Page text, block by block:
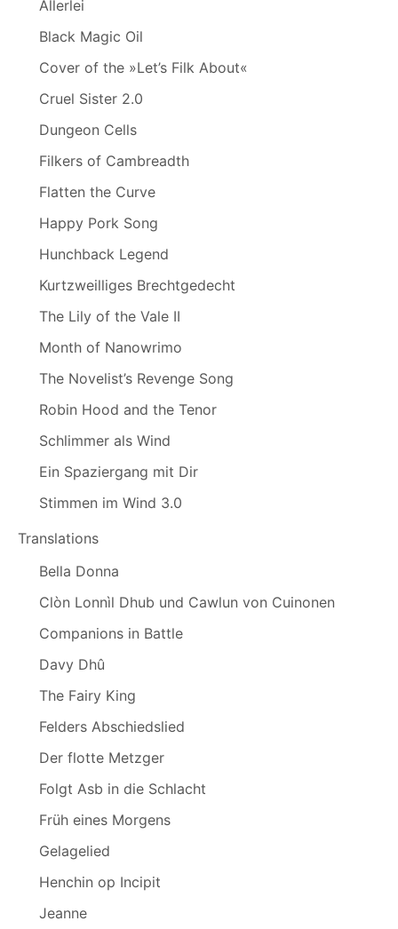
Allerlei
Black Magic Oil
Cover of the »Let’s Filk About«
Cruel Sister 2.0
Dungeon Cells
Filkers of Cambreadth
Flatten the Curve
Happy Pork Song
Hunchback Legend
Kurtzweilliges Brechtgedecht
The Lily of the Vale II
Month of Nanowrimo
The Novelist’s Revenge Song
Robin Hood and the Tenor
Schlimmer als Wind
Ein Spaziergang mit Dir
Stimmen im Wind 3.0
Translations
Bella Donna
Clòn Lonnìl Dhub und Cawlun von Cuinonen
Companions in Battle
Davy Dhû
The Fairy King
Felders Abschiedslied
Der flotte Metzger
Folgt Asb in die Schlacht
Früh eines Morgens
Gelagelied
Henchin op Incipit
Jeanne